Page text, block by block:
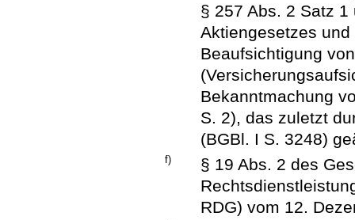
§ 257 Abs. 2 Satz
Aktiengesetzes
Beaufsichtigung
Bekanntmachung
S. 2), das zuletzt
(BGBl. I S. 3248)
f)
§ 19 Abs. 2 des
RDG) vom 12.